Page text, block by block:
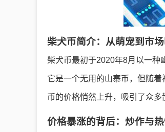
柴犬币简介：从萌宠到市
柴犬币最初于2020年8月以一种
它是一个无用的山寨币，但随
币的价格悄然上升，吸引了众多
价格暴涨的背后：炒作与